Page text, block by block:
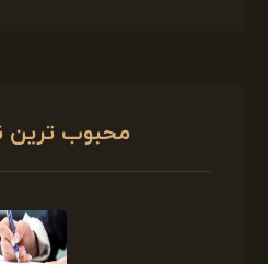
محبوب ترین